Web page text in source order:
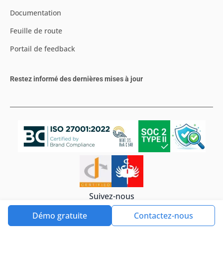
Démo gratuite Contactez-nous
Documentation
Feuille de route
Portail de feedback
Restez informé des dernières mises à jour
Suivez-nous